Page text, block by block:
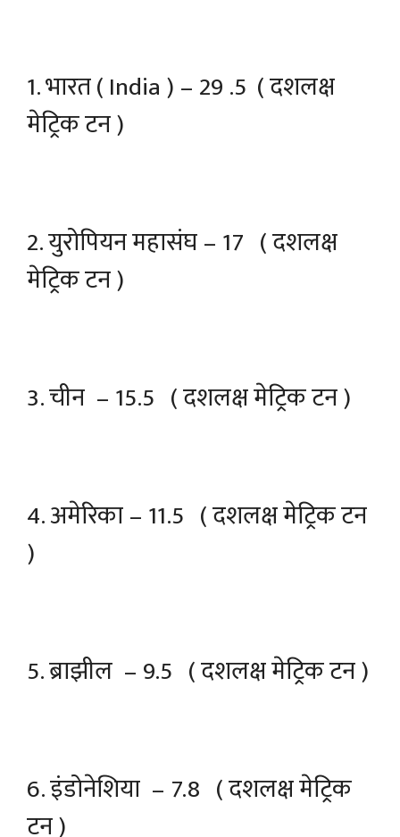
1. भारत ( India ) – 29 .5 ( दशलक्ष
मेट्रिक टन )
2. युरोपियन महासंघ – 17 ( दशलक्ष
मेट्रिक टन )
3. चीन – 15.5 ( दशलक्ष मेट्रिक टन )
4. अमेरिका – 11.5 ( दशलक्ष मेट्रिक टन
)
5. ब्राझील – 9.5 ( दशलक्ष मेट्रिक टन )
6. इंडोनेशिया – 7.8 ( दशलक्ष मेट्रिक
टन )